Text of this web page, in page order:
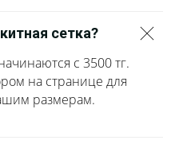
сетка?
с 3500 тг.
на странице для
размерам.